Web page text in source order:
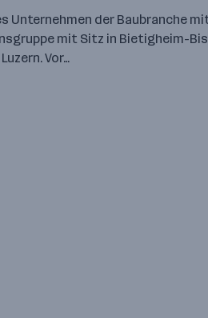
der Baubranche
mit Sitz in Bietigheim-
Vor…